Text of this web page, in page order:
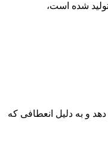
و به دلیل انعطافی که